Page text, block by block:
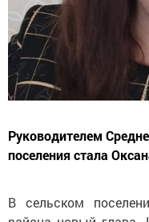
Руководителем
поселения стала
В сельском